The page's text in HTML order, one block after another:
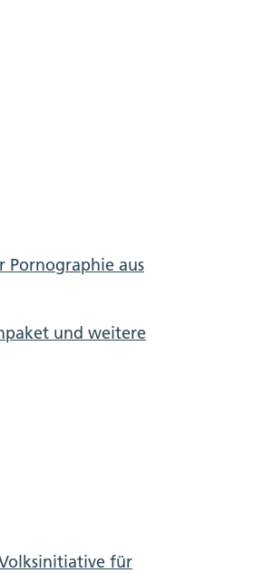
Pornographie aus
und weitere
für